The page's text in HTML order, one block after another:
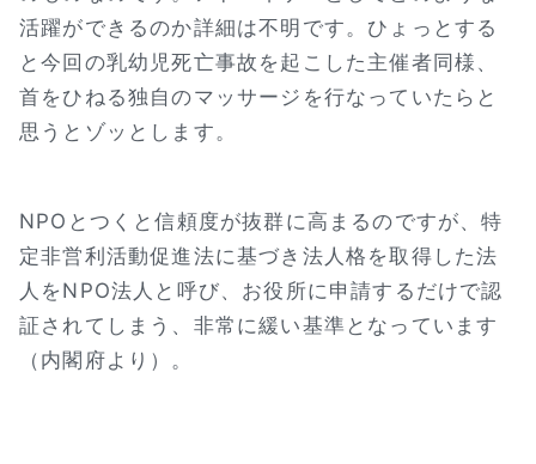
活躍ができるのか詳細は不明です。ひょっとする
と今回の乳幼児死亡事故を起こした主催者同様、
首をひねる独自のマッサージを行なっていたらと
思うとゾッとします。
NPOとつくと信頼度が抜群に高まるのですが、特
定非営利活動促進法に基づき法人格を取得した法
人をNPO法人と呼び、お役所に申請するだけで認
証されてしまう、非常に緩い基準となっています
（内閣府より）。